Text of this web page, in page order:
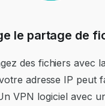
le partage de
des fichiers avec
adresse IP peut
VPN logiciel avec